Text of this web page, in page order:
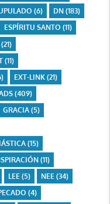
(6) DN(183)
ESPÍRITU SANTO (11)
(21)
(11)
EXT-LINK(21)
(409)
GRACIA(5)
(15)
(11)
LEE(5) NEE(34)
(4)